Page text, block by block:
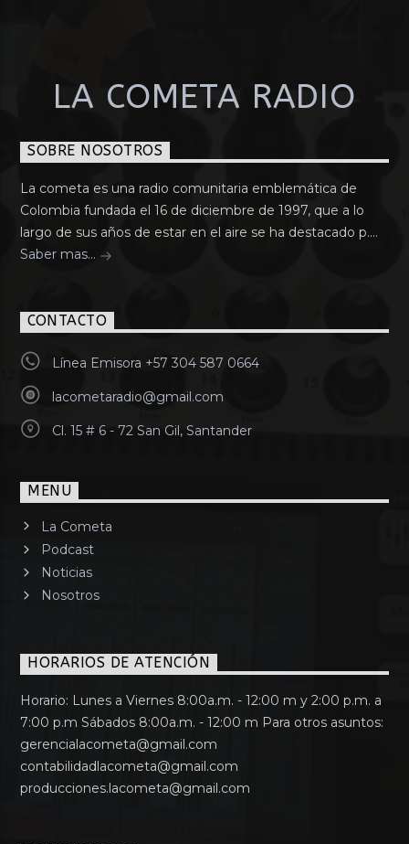
LA COMETA RADIO
SOBRE NOSOTROS
La cometa es una radio comunitaria emblemática de
Colombia fundada el 16 de diciembre de 1997, que a lo
largo de sus años de estar en el aire se ha destacado p....
Saber mas...
CONTACTO
Línea Emisora +57 304 587 0664
lacometaradio@gmail.com
Cl. 15 # 6 - 72 San Gil, Santander
MENU
La Cometa
Podcast
Noticias
Nosotros
HORARIOS DE ATENCIÓN
Horario: Lunes a Viernes 8:00a.m. - 12:00 m y 2:00 p.m. a
7:00 p.m Sábados 8:00a.m. - 12:00 m Para otros asuntos:
gerencialacometa@gmail.com
contabilidadlacometa@gmail.com
producciones.lacometa@gmail.com